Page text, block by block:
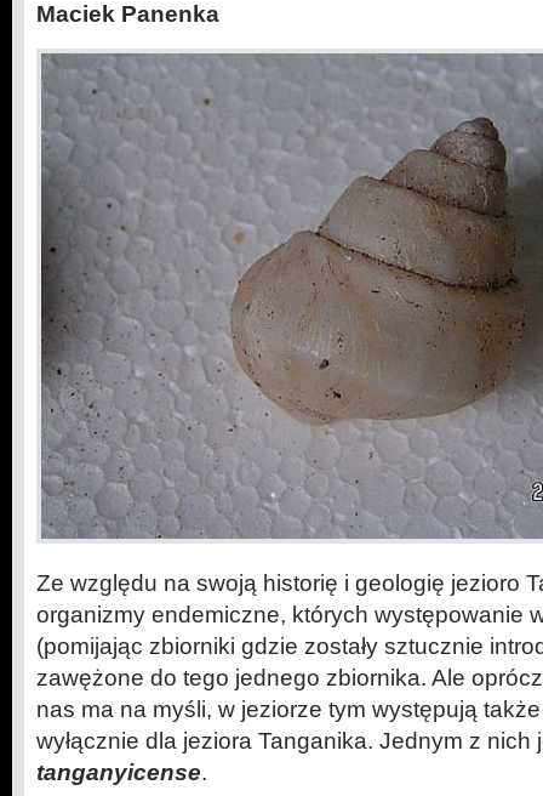
Maciek Panenka
Ze względu na swoją historię i geologię jezioro
organizmy endemiczne, których występowanie
(pomijając zbiorniki gdzie zostały sztucznie
zawężone do tego jednego zbiornika. Ale
nas ma na myśli, w jeziorze tym występują
wyłącznie dla jeziora Tanganika. Jednym z nich
tanganyicense.